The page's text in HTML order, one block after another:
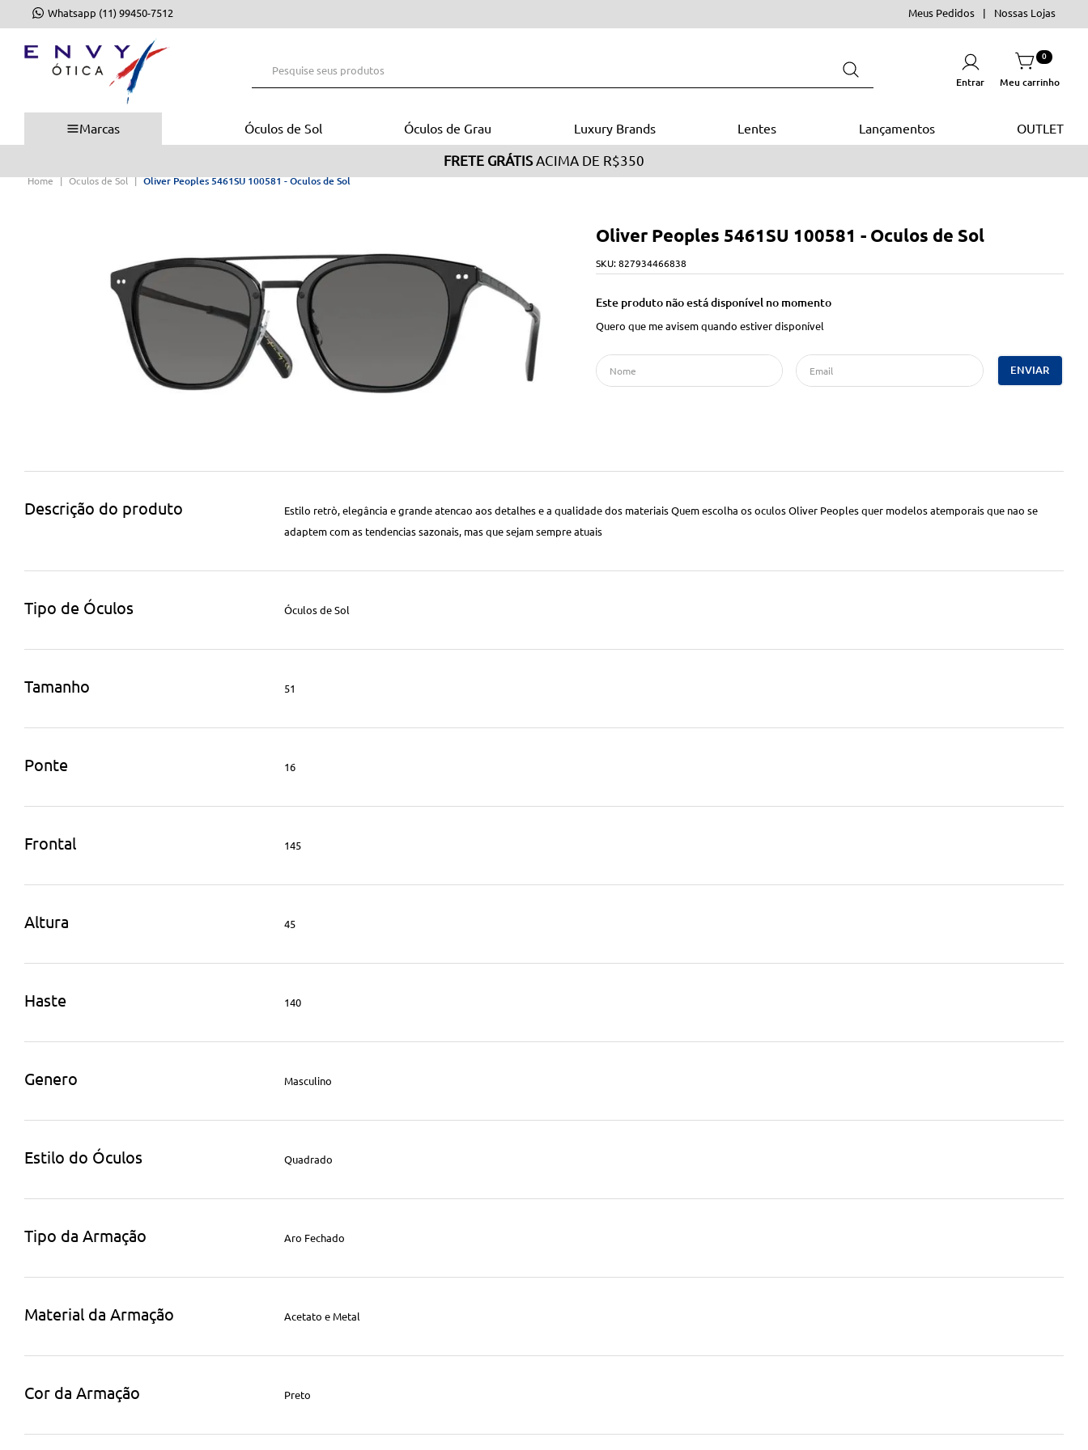
Whatsapp (11) 99450-7512 Meus Pedidos Nossas Lojas
Entrar
0
Marcas Óculos de Sol Óculos de Grau Luxury Brands Lentes Lançamentos OUTLET
Óculos de Sol Oliver Peoples 5461SU 100581 - Oculos de Sol
Oliver Peoples 5461SU 100581 - Oculos de Sol
SKU: 827934466838
Este produto não está disponível no momento
Quero que me avisem quando estiver disponível
ENVIAR
Descrição do produto
Estilo retrò, elegância e grande atencao aos detalhes e a qualidade dos materiais Quem escolha os oculos Oliver Peoples quer modelos atemporais que nao se
adaptem com as tendencias sazonais, mas que sejam sempre atuais
Tipo de Óculos Óculos de Sol
Tamanho 51
Ponte 16
Frontal 145
Altura 45
Haste 140
Genero Masculino
Estilo do Óculos Quadrado
Tipo da Armação Aro Fechado
Material da Armação Acetato e Metal
Cor da Armação Preto